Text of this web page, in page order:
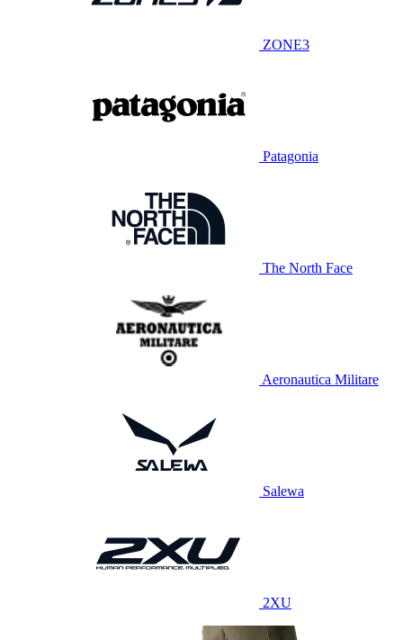
ZONE3
Patagonia
The North Face
Aeronautica Militare
Salewa
2XU